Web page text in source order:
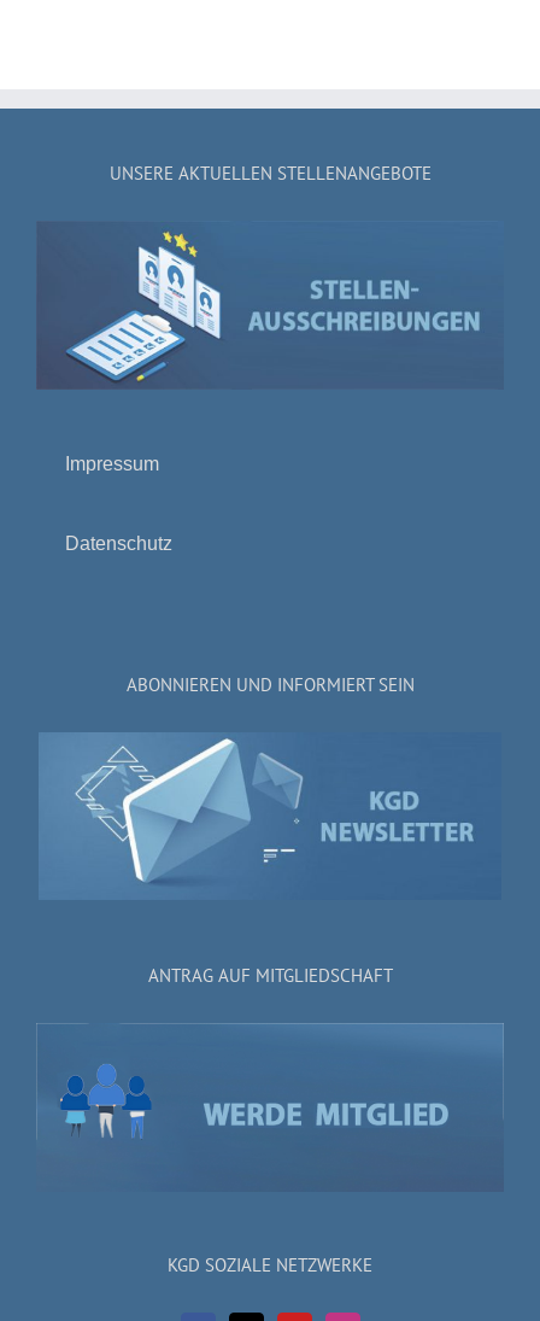
UNSERE AKTUELLEN STELLENANGEBOTE
Impressum
Datenschutz
ABONNIEREN UND INFORMIERT SEIN
ANTRAG AUF MITGLIEDSCHAFT
KGD SOZIALE NETZWERKE